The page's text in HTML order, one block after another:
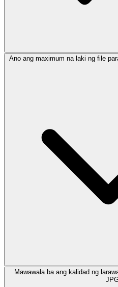
Ano ang maximum na laki ng file
Mawawala ba ang kalidad ng